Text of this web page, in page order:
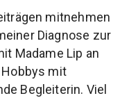
mitnehmen
Diagnose zur
Madame Lip an
mit
Begleiterin. Viel